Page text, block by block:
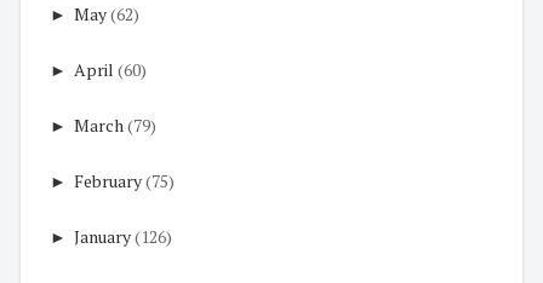
► May(62)
► April (60)
► March(79)
► February(75)
► January(126)